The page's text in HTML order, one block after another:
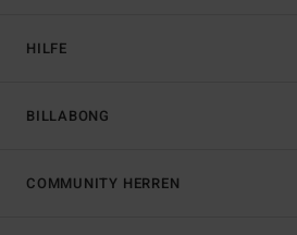
HILFE
BILLABONG
COMMUNITY HERREN